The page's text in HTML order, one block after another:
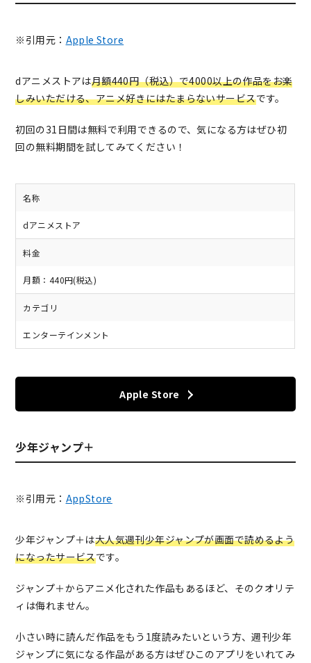
※引用元： Apple Store
dアニメストアは月額440円（税込）で4000以上の作品をお楽
しみいただける、アニメ好きにはたまらないサービスです。
初回の31日間は無料で利用できるので、気になる方はぜひ初
回の無料期間を試してみてください！
名称
dアニメストア
料金
月額：440円(税込)
カテゴリ
エンターテインメント
Apple Store
少年ジャンプ＋
※引用元： AppStore
少年ジャンプ＋は大人気週刊少年ジャンプが画面で読めるよう
になったサービスです。
ジャンプ＋からアニメ化された作品もあるほど、そのクオリテ
ィは侮れません。
小さい時に読んだ作品をもう1度読みたいという方、週刊少年
ジャンプに気になる作品がある方はぜひこのアプリをいれてみ